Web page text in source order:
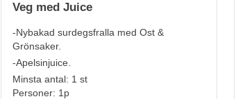
Veg med Juice
-Nybakad surdegsfralla med Ost &
Grönsaker.
-Apelsinjuice.
Minsta antal: 1 st
Personer: 1p